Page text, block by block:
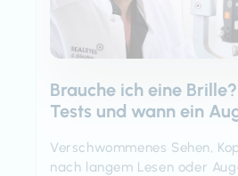
Brauche ich eine
Tests und wann ein
Verschwommenes Sehen,
nach langem Lesen oder